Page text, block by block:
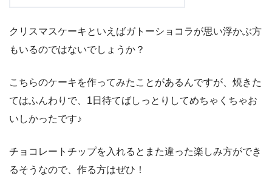
クリスマスケーキといえばガトーショコラが思い浮かぶ方
もいるのではないでしょうか？
こちらのケーキを作ってみたことがあるんですが、焼きた
てはふんわりで、1日待てばしっとりしてめちゃくちゃお
いしかったです♪
チョコレートチップを入れるとまた違った楽しみ方ができ
るそうなので、作る方はぜひ！